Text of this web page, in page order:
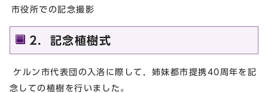
市役所での記念撮影
2．記念植樹式
ケルン市代表団の入洛に際して，姉妹都市提携40周年を記
念しての植樹を行いました。